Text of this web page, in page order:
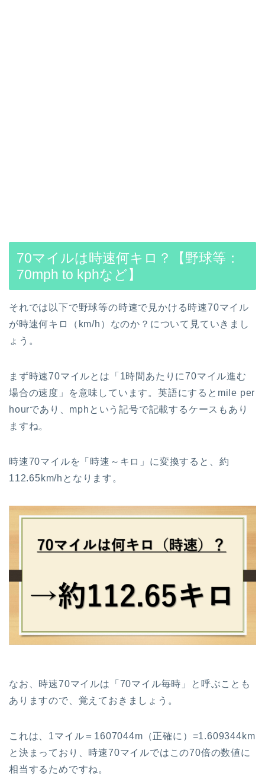
70マイルは時速何キロ？【野球等：
70mph to kphなど】
それでは以下で野球等の時速で見かける時速70マイル
が時速何キロ（km/h）なのか？について見ていきまし
ょう。
まず時速70マイルとは「1時間あたりに70マイル進む
場合の速度」を意味しています。英語にするとmile per
hourであり、mphという記号で記載するケースもあり
ますね。
時速70マイルを「時速～キロ」に変換すると、約
112.65km/hとなります。
なお、時速70マイルは「70マイル毎時」と呼ぶことも
ありますので、覚えておきましょう。
これは、1マイル＝1607044m（正確に）=1.609344km
と決まっており、時速70マイルではこの70倍の数値に
相当するためですね。